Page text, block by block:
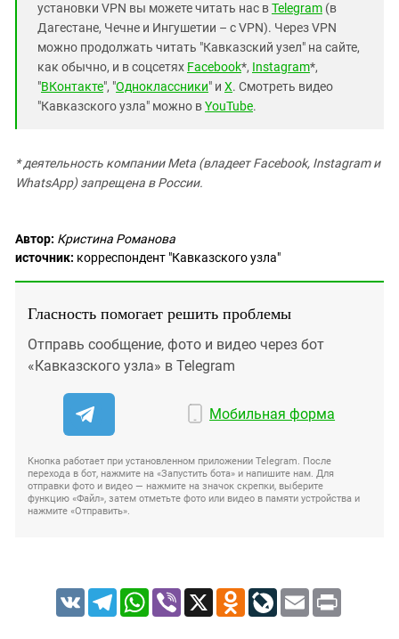
установки VPN вы можете читать нас вTelegram (в
Дагестане, Чечне и Ингушетии – с VPN). Через VPN
можно продолжать читать "Кавказский узел" на сайте,
как обычно, и в соцсетях Facebook*, Instagram*,
"ВКонтакте", "Одноклассники" и X. Смотреть видео
"Кавказского узла" можно вYouTube.
* деятельность компании Meta (владеет Facebook, Instagram и
WhatsApp) запрещена в России.
Автор: Кристина Романова
источник: корреспондент "Кавказского узла"
Гласность помогает решить проблемы
Отправь сообщение, фото и видео через бот
«Кавказского узла» в Telegram
Мобильная форма
Кнопка работает при установленном приложении Telegram. После
перехода в бот, нажмите на «Запустить бота» и напишите нам. Для
отправки фото и видео — нажмите на значок скрепки, выберите
функцию «Файл», затем отметьте фото или видео в памяти устройства и
нажмите «Отправить».
VK TelegramWhatsApp
Viber X Odnoklassniki
LiveJournal
Email Print